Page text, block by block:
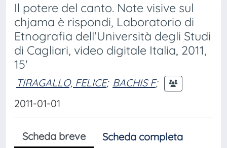
Il potere del canto. Note visive sul
chjama è rispondi, Laboratorio di
Etnografia dell'Università degli Studi
di Cagliari, video digitale Italia, 2011,
15'
TIRAGALLO, FELICE; BACHIS F;
2011-01-01
Scheda breve
Scheda completa